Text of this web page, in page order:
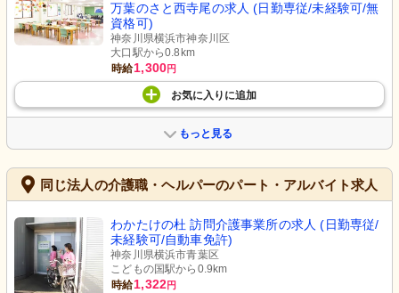
万葉のさと西寺尾の求人 (日勤専従/未経験可/無
資格可)
神奈川県横浜市神奈川区
大口駅から0.8km
時給1,300円
お気に入り に追加
もっと見る
同じ法人の介護職・ヘルパーのパート・アルバイト求人
わかたけの杜 訪問介護事業所の求人 (日勤専従/
未経験可/自動車免許)
神奈川県横浜市青葉区
こどもの国駅から0.9km
時給1,322円